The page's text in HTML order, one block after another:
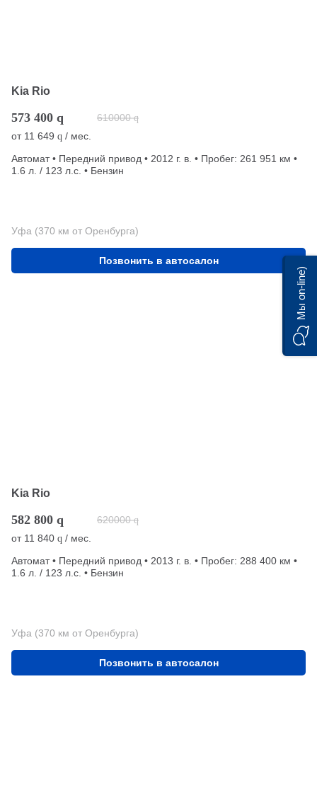
Kia Rio
573 400 q 610000 q
от 11 649 q / мес.
Автомат • Передний привод • 2012 г. в. • Пробег: 261 951 км •
1.6 л. / 123 л.с. • Бензин
Уфа (370 км от Оренбурга)
Позвонить в автосалон
Kia Rio
582 800 q 620000 q
от 11 840 q / мес.
Автомат • Передний привод • 2013 г. в. • Пробег: 288 400 км •
1.6 л. / 123 л.с. • Бензин
Уфа (370 км от Оренбурга)
Позвонить в автосалон
Мы on-line)